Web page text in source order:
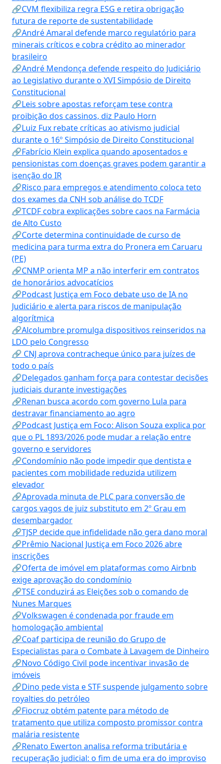
🔗CVM flexibiliza regra ESG e retira obrigação
futura de reporte de sustentabilidade
🔗André Amaral defende marco regulatório para
minerais críticos e cobra crédito ao minerador
brasileiro
🔗André Mendonça defende respeito do Judiciário
ao Legislativo durante o XVI Simpósio de Direito
Constitucional
🔗Leis sobre apostas reforçam tese contra
proibição dos cassinos, diz Paulo Horn
🔗Luiz Fux rebate críticas ao ativismo judicial
durante o 16º Simpósio de Direito Constitucional
🔗Fabrício Klein explica quando aposentados e
pensionistas com doenças graves podem garantir a
isenção do IR
🔗Risco para empregos e atendimento coloca teto
dos exames da CNH sob análise do TCDF
🔗TCDF cobra explicações sobre caos na Farmácia
de Alto Custo
🔗Corte determina continuidade de curso de
medicina para turma extra do Pronera em Caruaru
(PE)
🔗CNMP orienta MP a não interferir em contratos
de honorários advocatícios
🔗Podcast Justiça em Foco debate uso de IA no
Judiciário e alerta para riscos de manipulação
algorítmica
🔗Alcolumbre promulga dispositivos reinseridos na
LDO pelo Congresso
🔗 CNJ aprova contracheque único para juízes de
todo o país
🔗Delegados ganham força para contestar decisões
judiciais durante investigações
🔗Renan busca acordo com governo Lula para
destravar financiamento ao agro
🔗Podcast Justiça em Foco: Alison Souza explica por
que o PL 1893/2026 pode mudar a relação entre
governo e servidores
🔗Condomínio não pode impedir que dentista e
pacientes com mobilidade reduzida utilizem
elevador
🔗Aprovada minuta de PLC para conversão de
cargos vagos de juiz substituto em 2º Grau em
desembargador
🔗TJSP decide que infidelidade não gera dano moral
🔗Prêmio Nacional Justiça em Foco 2026 abre
inscrições
🔗Oferta de imóvel em plataformas como Airbnb
exige aprovação do condomínio
🔗TSE conduzirá as Eleições sob o comando de
Nunes Marques
🔗Volkswagen é condenada por fraude em
homologação ambiental
🔗Coaf participa de reunião do Grupo de
Especialistas para o Combate à Lavagem de Dinheiro
🔗Novo Código Civil pode incentivar invasão de
imóveis
🔗Dino pede vista e STF suspende julgamento sobre
royalties do petróleo
🔗Fiocruz obtém patente para método de
tratamento que utiliza composto promissor contra
malária resistente
🔗Renato Ewerton analisa reforma tributária e
recuperação judicial: o fim de uma era do improviso